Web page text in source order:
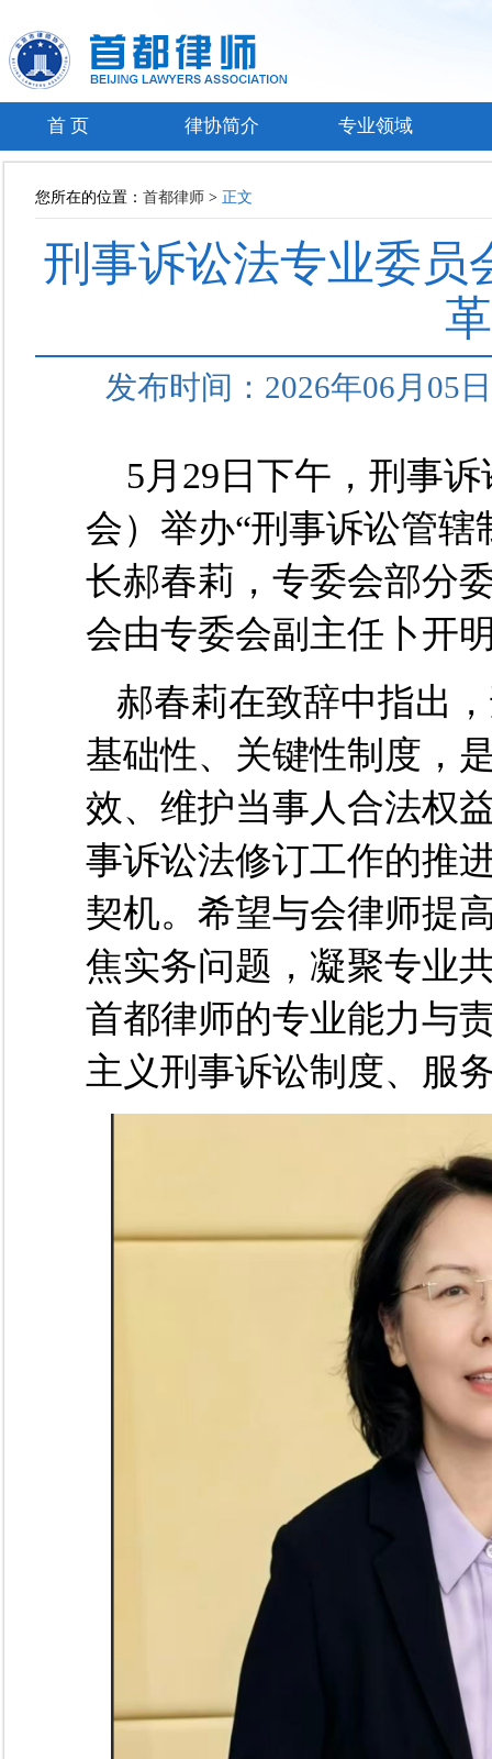
首 页 律协简介 专业领域
您所在的位置： 首都律师 > 正文
刑事诉讼法专业委员
发布时间：2026年06月
5月29日下午，刑事诉
会） 举办“刑事诉讼管辖
长郝春莉 ，专委会部分
会由专委会副主任卜开
郝春莉在致辞中指出
基础性、关键性制度，
效、维护当事人合法权
事诉讼法修订工作的推
契机。 希望与会律师提
焦实务问题，凝聚专业
首都律师的专业能力与
主义刑事诉讼制度、服